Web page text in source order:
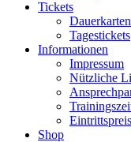
Tickets
Dauerkarten
Tagestickets
Informationen
Impressum
Nützliche
Shop